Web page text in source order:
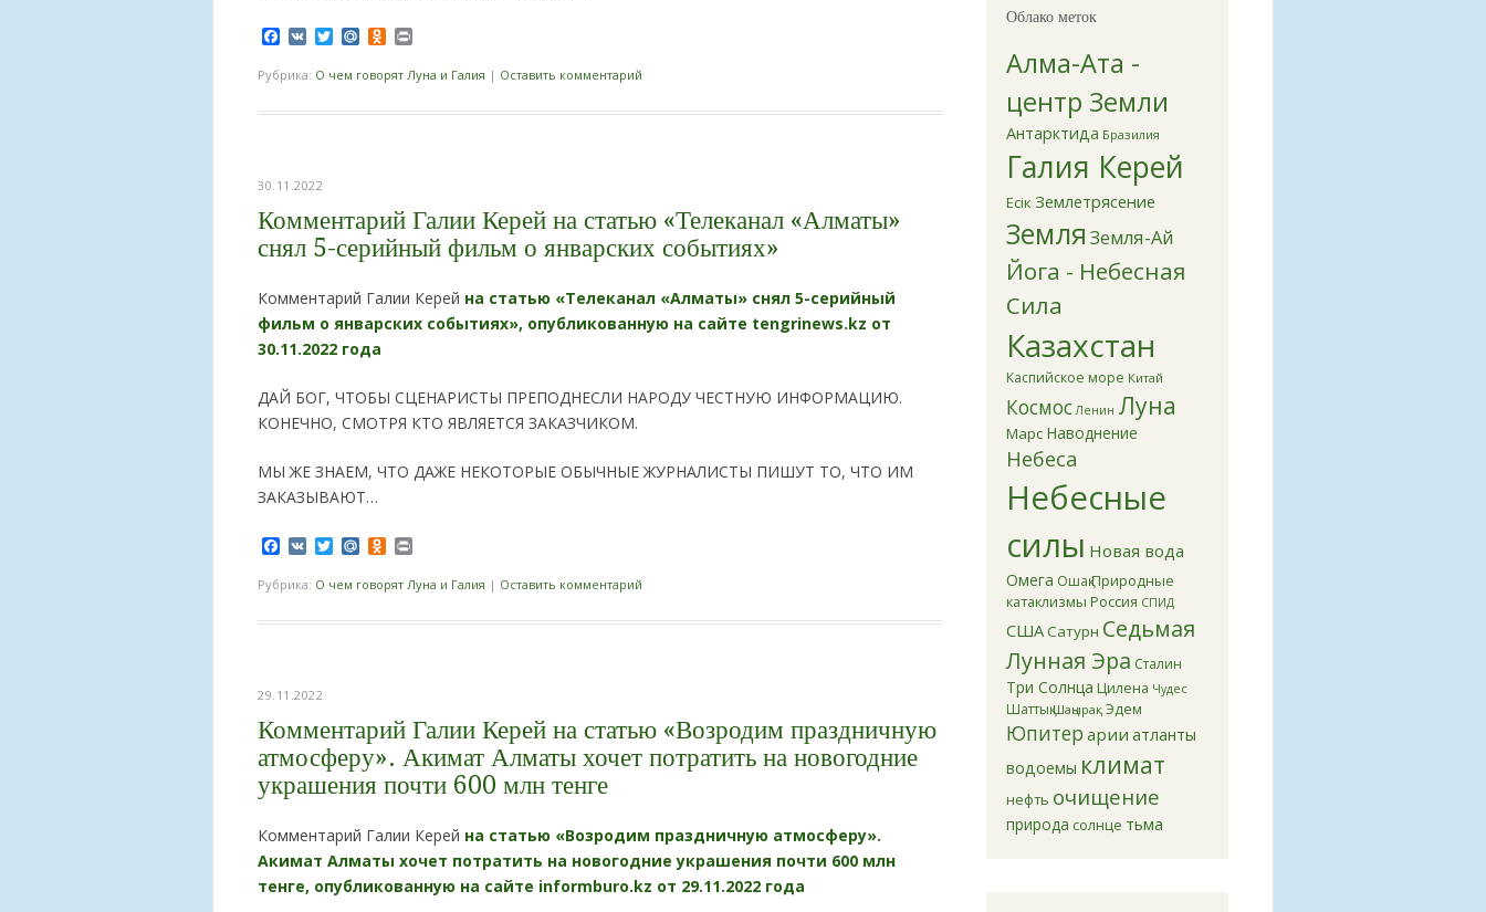
Facebook
VK TwitterMail.RuOdnoklassniki
Рубрика: О чем говорят Луна и Галия | Оставить комментарий
30.11.2022
Комментарий Галии Керей на статью «Телеканал «Алматы»
снял 5-серийный фильм о январских событиях»
Комментарий Галии Керей на статью «Телеканал «Алматы» снял 5-серийный
фильм о январских событиях», опубликованную на сайте tengrinews.kz от
30.11.2022 года
ДАЙ БОГ, ЧТОБЫ СЦЕНАРИСТЫ ПРЕПОДНЕСЛИ НАРОДУ ЧЕСТНУЮ ИНФОРМАЦИЮ.
КОНЕЧНО, СМОТРЯ КТО ЯВЛЯЕТСЯ ЗАКАЗЧИКОМ.
МЫ ЖЕ ЗНАЕМ, ЧТО ДАЖЕ НЕКОТОРЫЕ ОБЫЧНЫЕ ЖУРНАЛИСТЫ ПИШУТ ТО, ЧТО ИМ
ЗАКАЗЫВАЮТ…
Facebook
VK TwitterMail.RuOdnoklassniki
Рубрика: О чем говорят Луна и Галия | Оставить комментарий
29.11.2022
Комментарий Галии Керей на статью «Возродим праздничную
атмосферу». Акимат Алматы хочет потратить на новогодние
украшения почти 600 млн тенге
Комментарий Галии Керей на статью «Возродим праздничную атмосферу».
Акимат Алматы хочет потратить на новогодние украшения почти 600 млн
тенге, опубликованную на сайте informburo.kz от 29.11.2022 года
Облако меток
Алма-Ата -
центр Земли
Антарктида Бразилия
Галия Керей
ЕсікЗемлетрясение
Земля Земля-Ай
Йога - Небесная
Сила
Казахстан
Каспийское море Китай
Космос Ленин Луна
Марс Наводнение
Небеса
Небесные
силы Новая вода
Омега Ошақ Природные
катаклизмы Россия СПИД
СШАСатурн Седьмая
Лунная Эра Сталин
Три Солнца Цилена Чудес
Шаттық Шаңырақ Эдем
Юпитер арии атланты
водоемы климат
нефть очищение
природа солнце тьма